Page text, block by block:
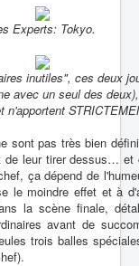
Experts: Tokyo.
inutiles", ces deux
avec un seul des
n'apportent
sont pas très bien
leur tirer dessus…
ça dépend de
le moindre effet et à
la scène finale,
avant de
trois balles